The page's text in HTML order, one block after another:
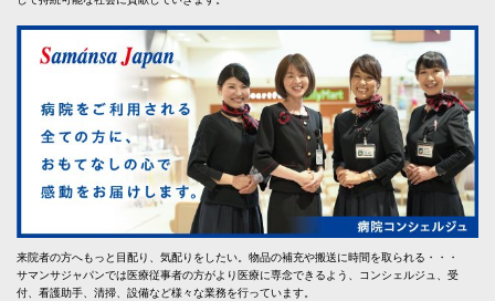
来院者の方へもっと目配り、気配りをしたい。物品の補充や搬送に時間を取られる・・・
サマンサジャパンでは医療従事者の方がより医療に専念できるよう、コンシェルジュ、受
付、看護助手、清掃、設備など様々な業務を行っています。